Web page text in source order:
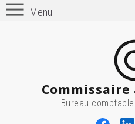
Menu
Bureau